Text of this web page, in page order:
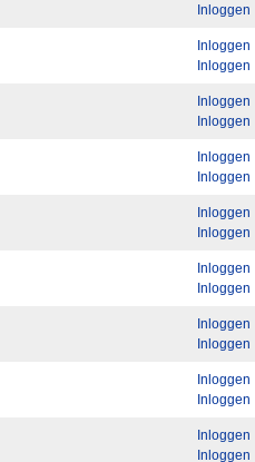
Inloggen
Inloggen
Inloggen
Inloggen
Inloggen
Inloggen
Inloggen
Inloggen
Inloggen
Inloggen
Inloggen
Inloggen
Inloggen
Inloggen
Inloggen
Inloggen
Inloggen